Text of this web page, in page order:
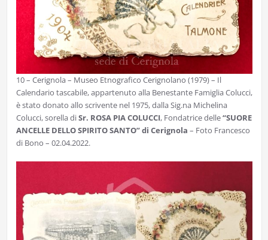
10 – Cerignola – Museo Etnografico Cerignolano (1979) – Il
Calendario tascabile, appartenuto alla Benestante Famiglia Colucci,
è stato donato allo scrivente nel 1975, dalla Sig.na Michelina
Colucci, sorella diSr. ROSA PIA COLUCCI, Fondatrice delle“SUORE
ANCELLE DELLO SPIRITO SANTO” di Cerignola – Foto Francesco
di Bono – 02.04.2022.